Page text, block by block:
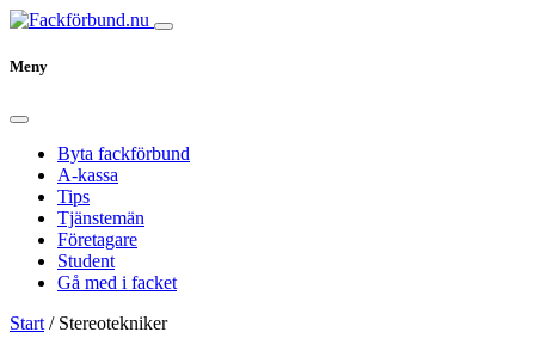
Meny
Byta fackförbund
A-kassa
Tips
Tjänstemän
Företagare
Student
Gå med i facket
Start / Stereotekniker